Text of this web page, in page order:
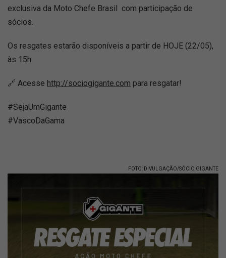
exclusiva da Moto Chefe Brasil com participação de
sócios.
Os resgates estarão disponíveis a partir de HOJE (22/05),
às 15h.
🔗 Acesse http://sociogigante.com para resgatar!
#SejaUmGigante
#VascoDaGama
FOTO: DIVULGAÇÃO/SÓCIO GIGANTE